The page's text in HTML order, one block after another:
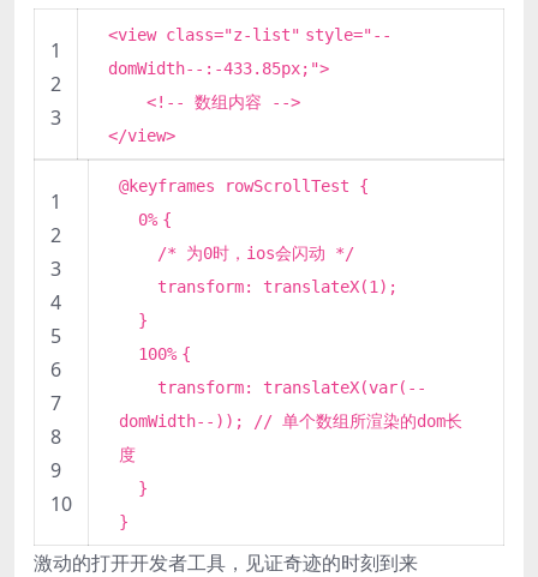
1
2
3
<view class="z-list" style="--
domWidth--:-433.85px;">
<!-- 数组内容 -->
</view>
1
2
3
4
5
6
7
8
9
10
@keyframes rowScrollTest {
0% {
/* 为0时，ios会闪动 */
transform: translateX(1 );
}
100% {
transform: translateX(var(--
domWidth--)); // 单个数组所渲染的dom长
度
}
}
激动的打开开发者工具，见证奇迹的时刻到来